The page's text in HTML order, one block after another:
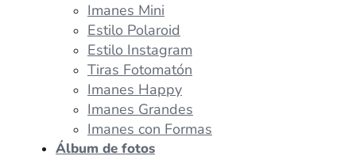
Imanes Mini
Estilo Polaroid
Estilo Instagram
Tiras Fotomatón
Imanes Happy
Imanes Grandes
Imanes con Formas
Álbum de fotos